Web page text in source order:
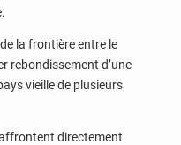
la frontière entre le
rebondissement d’une
vieille de plusieurs
directement